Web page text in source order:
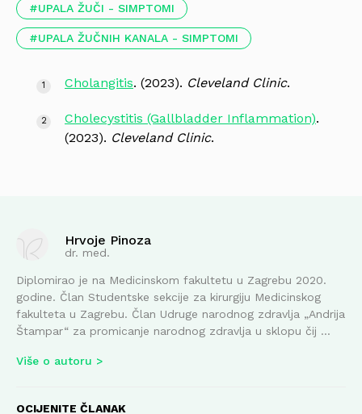
UPALA ŽUČI - SIMPTOMI
UPALA ŽUČNIH KANALA - SIMPTOMI
Cholangitis. (2023). Cleveland Clinic.
Cholecystitis (Gallbladder Inflammation).
(2023). Cleveland Clinic.
Hrvoje Pinoza
dr. med.
Diplomirao je na Medicinskom fakultetu u Zagrebu 2020.
godine. Član Studentske sekcije za kirurgiju Medicinskog
fakulteta u Zagrebu. Član Udruge narodnog zdravlja „Andrija
Štampar“ za promicanje narodnog zdravlja u sklopu čij ...
Više o autoru
OCIJENITE ČLANAK